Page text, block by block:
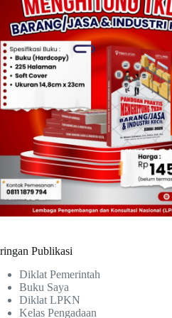
Publikasi
Diklat Pemerintah
Buku Saya
Diklat LPKN
Kelas Pengadaan